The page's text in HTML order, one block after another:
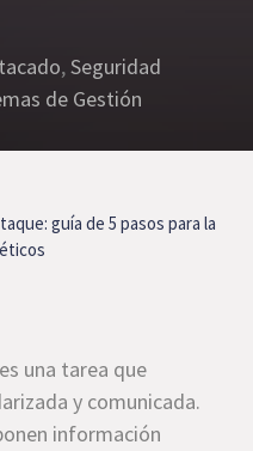
,Seguridad
de Gestión
guía de 5 pasos para la
es una tarea que
y comunicada.
información